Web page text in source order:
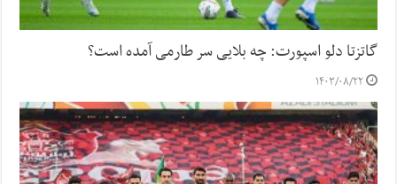
گاتزتا دلو اسپورت: چه بلایی سر طارمی آمده است؟
۱۴۰۳/۰۸/۲۲